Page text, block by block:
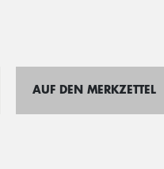
AUF DEN MERKZETTEL